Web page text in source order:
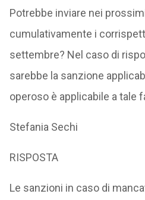
Potrebbe inviare nei
cumulativamente i
settembre? Nel caso di
sarebbe la sanzione
operoso è applicabile a tale
Stefania Sechi
RISPOSTA
Le sanzioni in caso di